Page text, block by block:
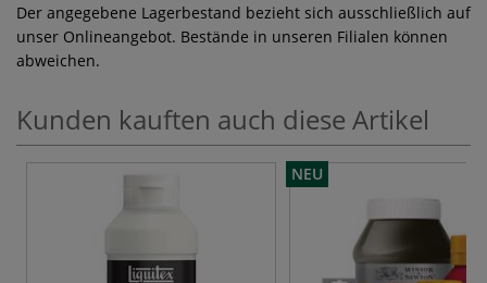
Der angegebene Lagerbestand bezieht sich ausschließlich auf
unser Onlineangebot. Bestände in unseren Filialen können
abweichen.
Kunden kauften auch diese Artikel
NEU